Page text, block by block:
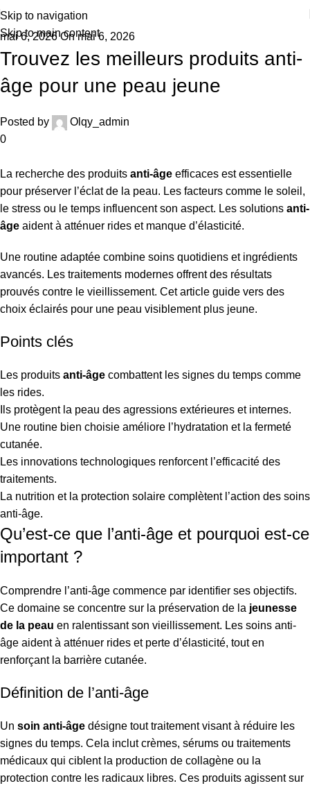
Skip to navigation
Skip to main content
mai 6, 2026On mai 6, 2026
Trouvez les meilleurs produits anti-
âge pour une peau jeune
Posted by
Olqy_admin
0
La recherche des produits anti-âge efficaces est essentielle
pour préserver l’éclat de la peau. Les facteurs comme le soleil,
le stress ou le temps influencent son aspect. Les solutions anti-
âge aident à atténuer rides et manque d’élasticité.
Une routine adaptée combine soins quotidiens et ingrédients
avancés. Les traitements modernes offrent des résultats
prouvés contre le vieillissement. Cet article guide vers des
choix éclairés pour une peau visiblement plus jeune.
Points clés
Les produits anti-âge combattent les signes du temps comme
les rides.
Ils protègent la peau des agressions extérieures et internes.
Une routine bien choisie améliore l’hydratation et la fermeté
cutanée.
Les innovations technologiques renforcent l’efficacité des
traitements.
La nutrition et la protection solaire complètent l’action des soins
anti-âge.
Qu’est-ce que l’anti-âge et pourquoi est-ce
important ?
Comprendre l’anti-âge commence par identifier ses objectifs.
Ce domaine se concentre sur la préservation de la jeunesse
de la peau en ralentissant son vieillissement. Les soins anti-
âge aident à atténuer rides et perte d’élasticité, tout en
renforçant la barrière cutanée.
Définition de l’anti-âge
Un soin anti-âge désigne tout traitement visant à réduire les
signes du temps. Cela inclut crèmes, sérums ou traitements
médicaux qui ciblent la production de collagène ou la
protection contre les radicaux libres. Ces produits agissent sur